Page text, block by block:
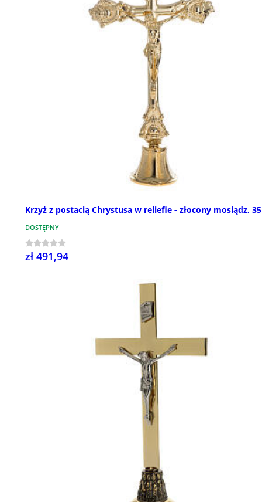
Krzyż z postacią Chrystusa w reliefie - złocony mosiądz,
DOSTĘPNY
zł 491,94